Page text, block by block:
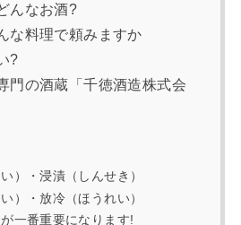
んなお酒?
な料理で頼みますか
?
門の酒蔵「千徳酒造株式会
）・浸漬（しんせき）
）・放冷（ほうれい）
一番重要になります!